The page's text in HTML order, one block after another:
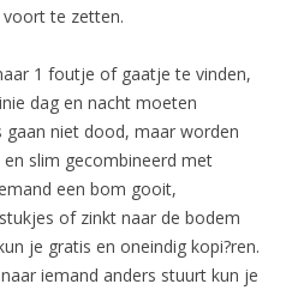
te zetten.
1 foutje of gaatje te vinden,
dag en nacht moeten
gaan niet dood, maar worden
slim gecombineerd met
een bom gooit,
of zinkt naar de bodem
je gratis en oneindig kopi?ren.
iemand anders stuurt kun je